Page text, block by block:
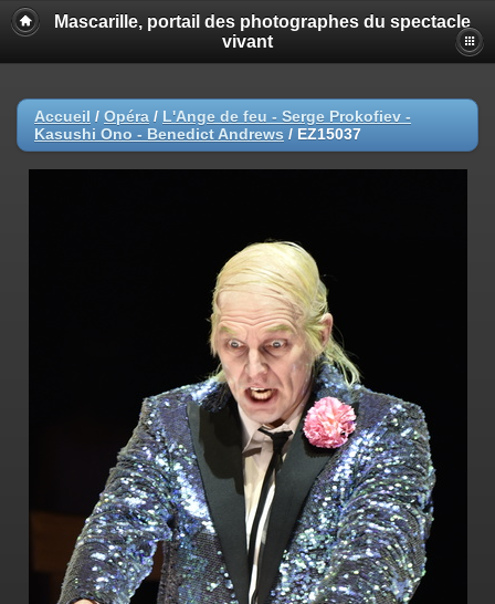
Mascarille, portail des photographes du spectacle
vivant
Accueil / Opéra / L'Ange de feu - Serge Prokofiev -
Kasushi Ono - Benedict Andrews / EZ15037